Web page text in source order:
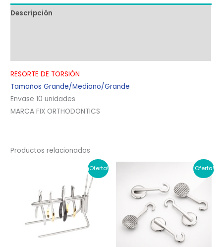
Descripción
RESORTE DE TORSIÓN
Tamaños Grande/Mediano/Grande
Envase 10 unidades
MARCA FIX ORTHODONTICS
Productos relacionados
¡Oferta! ¡Oferta!